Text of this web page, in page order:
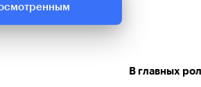
В главных